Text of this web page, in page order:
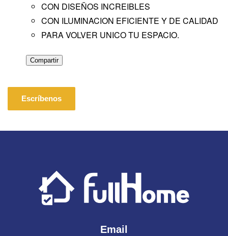
CON DISEÑOS INCREIBLES
CON ILUMINACION EFICIENTE Y DE CALIDAD
PARA VOLVER UNICO TU ESPACIO.
Compartir
Escríbenos
Email